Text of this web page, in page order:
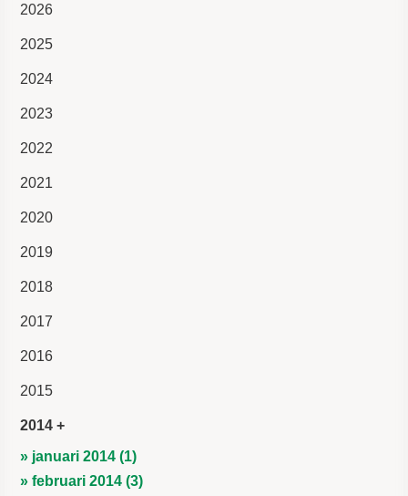
2026
2025
2024
2023
2022
2021
2020
2019
2018
2017
2016
2015
2014
» januari 2014 (1)
» februari 2014 (3)